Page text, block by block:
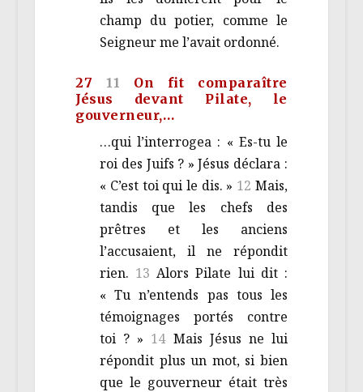
champ du potier, comme le
Seigneur me l’avait ordonné.
27 11
On fit comparaître
Jésus devant Pilate, le
gouverneur,…
…qui l’interrogea : « Es-tu le
roi des Juifs ? » Jésus déclara :
« C’est toi qui le dis. » 12 Mais,
tandis que les chefs des
prêtres et les anciens
l’accusaient, il ne répondit
rien. 13Alors Pilate lui dit :
« Tu n’entends pas tous les
témoignages portés contre
toi ? » 14 Mais Jésus ne lui
répondit plus un mot, si bien
que le gouverneur était très